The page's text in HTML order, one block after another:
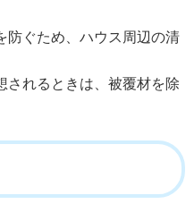
防ぐため、ハウス周辺の清
されるときは、被覆材を除